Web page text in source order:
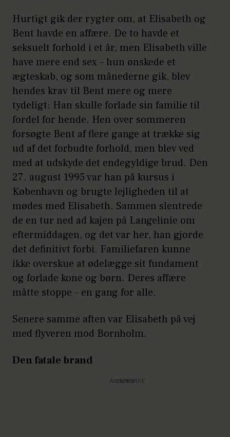
Hurtigt gik der rygter om, at Elisabeth og
Bent havde en affære. De to havde et
seksuelt forhold i et år, men Elisabeth ville
have mere end sex – hun ønskede et
ægteskab, og som månederne gik, blev
hendes krav til Bent mere og mere
tydeligt: Han skulle forlade sin familie til
fordel for hende. Hen over sommeren
forsøgte Bent af flere gange at trække sig
ud af det forbudte forhold, men blev ved
med at udskyde det endegyldige brud. Den
27. august 1995 var han på kursus i
København og brugte lejligheden til at
mødes med Elisabeth. Sammen slentrede
de en tur ned ad kajen på Langelinie om
eftermiddagen, og det var her, han gjorde
det definitivt forbi. Familiefaren kunne
ikke overskue at ødelægge sit fundament
og forlade kone og børn. Deres affære
måtte stoppe – en gang for alle.
Senere samme aften var Elisabeth på vej
med flyveren mod Bornholm.
Den fatale brand
Annonce